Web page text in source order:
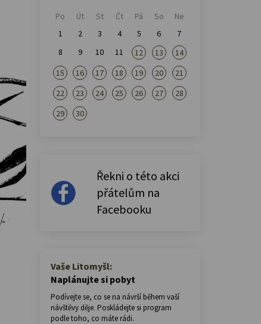
Po Út St Čt Pá So
Ne
1
2 3 4 5 6
7
8
9 10 11 12 13
14
15
16 17 18 19 20
21
22
23 24 25 26 27
28
29
30
Řekni o této akci
přátelům na
Facebooku
Vaše Litomyšl:
Naplánujte si pobyt
Podívejte se, co se na návrší během vaší
návštěvy děje. Poskládejte si program
podle toho, co máte rádi.